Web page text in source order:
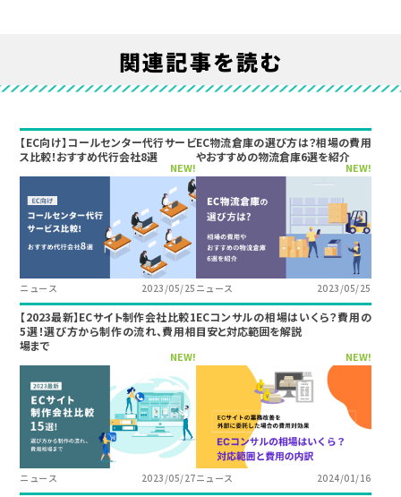
関連記事を読む
【EC向け】コールセンター代行サービ
ス比較！おすすめ代行会社8選
NEW!
ニュース 2023/05/25
EC物流倉庫の選び方は？相場の費用
やおすすめの物流倉庫6選を紹介
NEW!
ニュース 2023/05/25
【2023最新】ECサイト制作会社比較1
5選！選び方から制作の流れ、費用相
場まで
NEW!
ニュース 2023/05/27
ECコンサルの相場はいくら？費用の
目安と対応範囲を解説
NEW!
ニュース 2024/01/16